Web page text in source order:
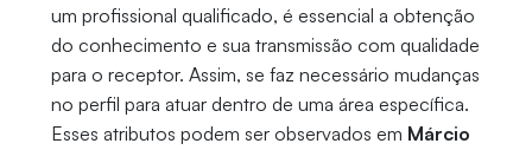
um profissional qualificado, é essencial a obtenção
do conhecimento e sua transmissão com qualidade
para o receptor. Assim, se faz necessário mudanças
no perfil para atuar dentro de uma área específica.
Esses atributos podem ser observados em Márcio